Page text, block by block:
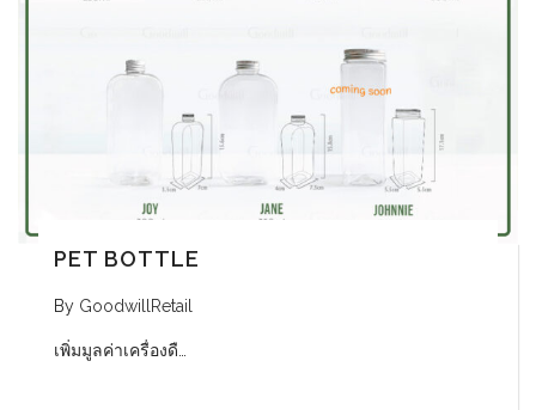
PET BOTTLE
By GoodwillRetail
เพิ่มมูลค่าเครื่องดื…